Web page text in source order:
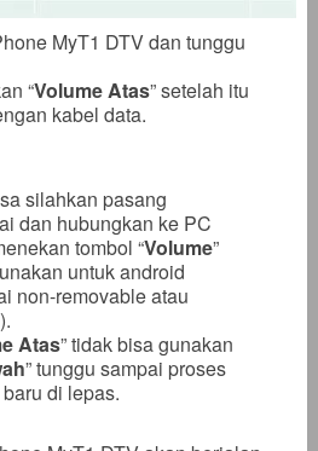
MyT1 DTV dan tunggu
“Volume Atas” setelah itu
kabel data.
silahkan pasang
dan hubungkan ke PC
tombol “Volume”
untuk android
non-removable atau
Atas” tidak bisa gunakan
” tunggu sampai proses
di lepas.